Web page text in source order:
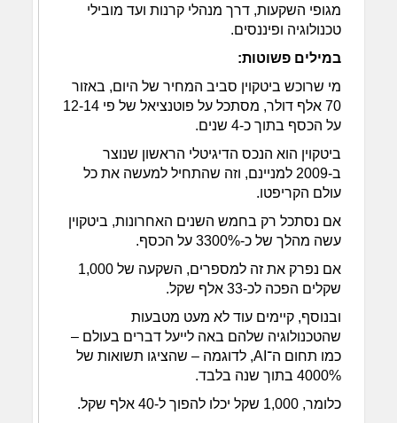
מגופי השקעות, דרך מנהלי קרנות ועד מובילי
טכנולוגיה ופיננסים.
במילים פשוטות:
מי שרוכש ביטקוין סביב המחיר של היום, באזור
70 אלף דולר, מסתכל על פוטנציאל של פי 12-14
על הכסף בתוך כ-4 שנים.
ביטקוין הוא הנכס הדיגיטלי הראשון שנוצר
ב-2009 למניינם, וזה שהתחיל למעשה את כל
עולם הקריפטו.
אם נסתכל רק בחמש השנים האחרונות, ביטקוין
עשה מהלך של כ-3300% על הכסף.
אם נפרק את זה למספרים, השקעה של 1,000
שקלים הפכה לכ-33 אלף שקל.
ובנוסף, קיימים עוד לא מעט מטבעות
שהטכנולוגיה שלהם באה לייעל דברים בעולם –
כמו תחום ה־AI, לדוגמה – שהציגו תשואות של
4000% בתוך שנה בלבד.
כלומר, 1,000 שקל יכלו להפוך ל-40 אלף שקל.